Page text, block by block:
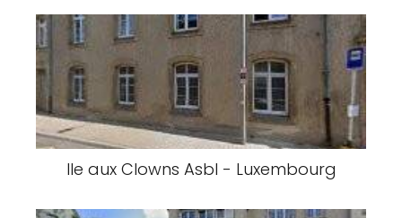
Ile aux Clowns Asbl - Luxembourg